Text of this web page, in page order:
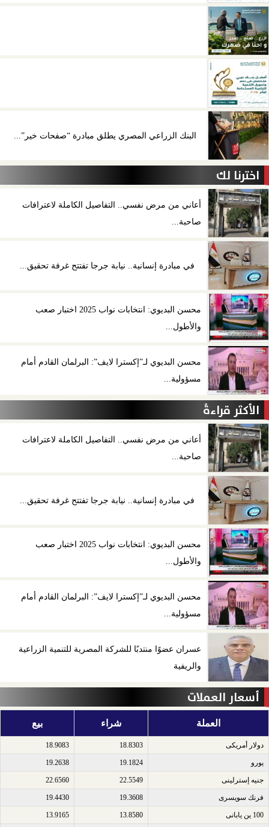
البنك الزراعي المصري يطلق مبادرة “صفحات خير”...
اخترنا لك
أعاني من مرض نفسي.. التفاصيل الكاملة لاعترافات
صاحبة...
في مبادرة إنسانية.. نيابة جرجا تفتتح غرفة تحقيق...
محسن البديوي: انتخابات نواب 2025 اختبار صعب
والأطول...
محسن البديوي لـ”إكسترا لايف”: البرلمان القادم أمام
مسؤولية...
الأكثر قراءةً
أعاني من مرض نفسي.. التفاصيل الكاملة لاعترافات
صاحبة...
في مبادرة إنسانية.. نيابة جرجا تفتتح غرفة تحقيق...
محسن البديوي: انتخابات نواب 2025 اختبار صعب
والأطول...
محسن البديوي لـ”إكسترا لايف”: البرلمان القادم أمام
مسؤولية...
عسران عضوًا منتدبًا للشركة المصرية للتنمية الزراعية
والريفية
أسعار العملات
العملة شراء بيع
دولار أمريكى​ 18.8303
18.9083
يورو​ 19.1824
19.2638
جنيه إسترلينى​ 22.5549
22.6560
فرنك سويسرى​ 19.3608
19.4430
100 ين يابانى​ 13.8580
13.9165